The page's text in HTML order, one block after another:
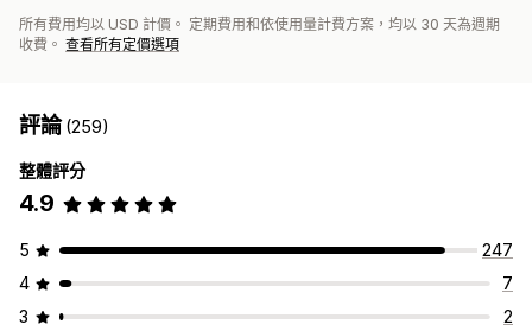
所有費用均以 USD 計價。 定期費用和依使用量計費方案，均以 30 天為週期
收費。 查看所有定價選項
評論(259)
整體評分
4.9
5
247
4
7
3
2